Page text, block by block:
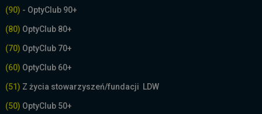
(90) - OptyClub 90+
(80) OptyClub 80+
(70) OptyClub 70+
(60) OptyClub 60+
(51) Z życia stowarzyszeń/fundacji LDW
(50) OptyClub 50+